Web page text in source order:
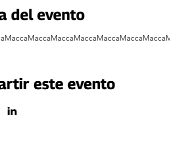
del evento
este evento